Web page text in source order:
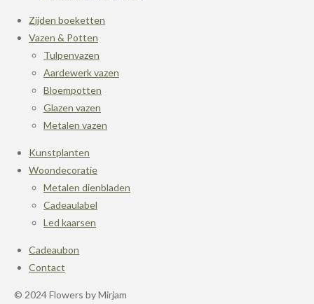
Zijden boeketten
Vazen & Potten
Tulpenvazen
Aardewerk vazen
Bloempotten
Glazen vazen
Metalen vazen
Kunstplanten
Woondecoratie
Metalen dienbladen
Cadeaulabel
Led kaarsen
Cadeaubon
Contact
© 2024 Flowers by Mirjam